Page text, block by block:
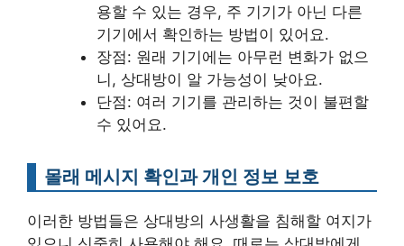
용할 수 있는 경우, 주 기기가 아닌 다른
기기에서 확인하는 방법이 있어요.
장점: 원래 기기에는 아무런 변화가 없으
니, 상대방이 알 가능성이 낮아요.
단점: 여러 기기를 관리하는 것이 불편할
수 있어요.
몰래 메시지 확인과 개인 정보 보호
이러한 방법들은 상대방의 사생활을 침해할 여지가